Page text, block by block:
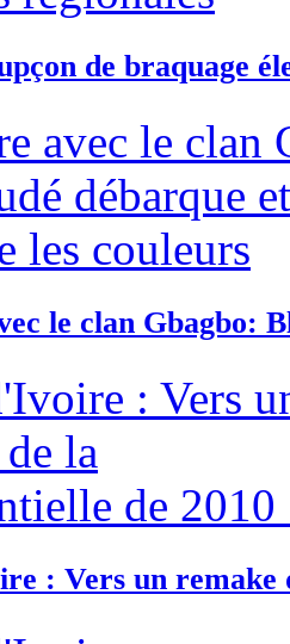
de braquage
le clan Gbagbo:
: Vers un remake